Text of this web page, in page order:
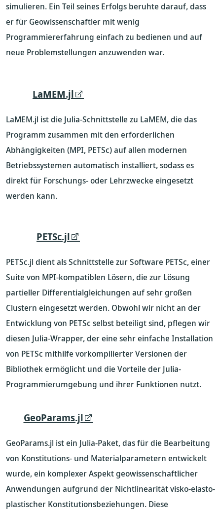
simulieren. Ein Teil seines Erfolgs beruhte darauf, dass
er für Geowissenschaftler mit wenig
Programmiererfahrung einfach zu bedienen und auf
neue Problemstellungen anzuwenden war.
LaMEM.jl
LaMEM.jl ist die Julia-Schnittstelle zu LaMEM, die das
Programm zusammen mit den erforderlichen
Abhängigkeiten (MPI, PETSc) auf allen modernen
Betriebssystemen automatisch installiert, sodass es
direkt für Forschungs- oder Lehrzwecke eingesetzt
werden kann.
PETSc.jl
PETSc.jl dient als Schnittstelle zur Software PETSc, einer
Suite von MPI-kompatiblen Lösern, die zur Lösung
partieller Differentialgleichungen auf sehr großen
Clustern eingesetzt werden. Obwohl wir nicht an der
Entwicklung von PETSc selbst beteiligt sind, pflegen wir
diesen Julia-Wrapper, der eine sehr einfache Installation
von PETSc mithilfe vorkompilierter Versionen der
Bibliothek ermöglicht und die Vorteile der Julia-
Programmierumgebung und ihrer Funktionen nutzt.
GeoParams.jl
GeoParams.jl ist ein Julia-Paket, das für die Bearbeitung
von Konstitutions- und Materialparametern entwickelt
wurde, ein komplexer Aspekt geowissenschaftlicher
Anwendungen aufgrund der Nichtlinearität visko-elasto-
plastischer Konstitutionsbeziehungen. Diese